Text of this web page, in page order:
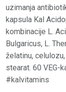
uzimanja
kapsula Kal
kombinacije L.
Bulgaricus, L.
želatinu,
stearat. 60 VEG-
#kalvitamins